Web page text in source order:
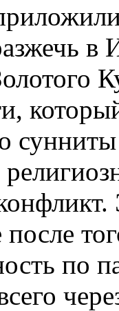
в
после
по